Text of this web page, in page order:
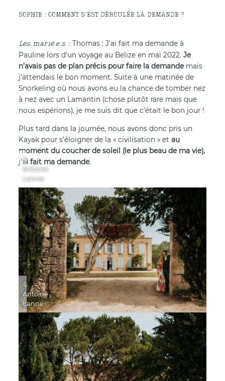
SOPHIE : COMMENT S'EST DÉROULÉE LA DEMANDE ?
Thomas : J’ai fait ma demande à
Pauline lors d’un voyage au Belize en mai 2022.Je
n’avais pas de plan précis pour faire la demandemais
j’attendais le bon moment. Suite à une matinée de
Snorkeling où nous avons eu la chance de tomber nez
à nez avec un Lamantin (chose plutôt rare mais que
nous espérions), je me suis dit que c’était le bon jour !
Plus tard dans la journée, nous avons donc pris un
Kayak pour s’éloigner de la « civilisation » etau
moment du coucher de soleil (le plus beau de ma vie),
j’ai fait ma demande.
©
Antoine
Lanne
©
Antoine
Lanne